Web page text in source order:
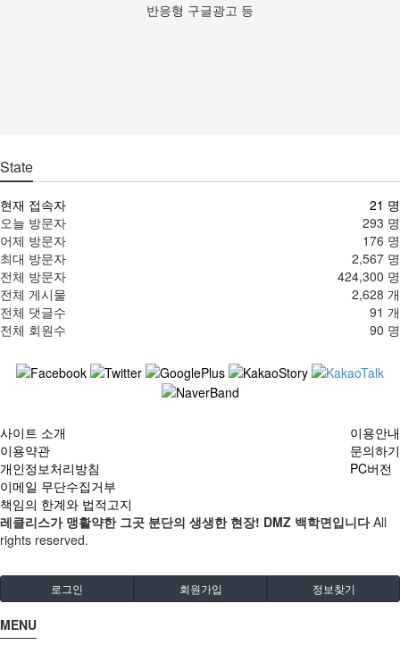
반응형 구글광고 등
State
현재 접속자
21 명
오늘 방문자
293 명
어제 방문자
176 명
최대 방문자
2,567 명
전체 방문자
424,300 명
전체 게시물
2,628 개
전체 댓글수
91 개
전체 회원수
90 명
사이트 소개
이용약관
개인정보처리방침
이메일 무단수집거부
책임의 한계와 법적고지
이용안내
문의하기
PC버전
레클리스가 맹활약한 그곳 분단의 생생한 현장! DMZ 백학면입니다All
rights reserved.
로그인 회원가입 정보찾기
MENU